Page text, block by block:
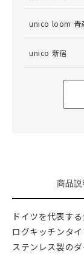
商品説
ドイツを代表す
ログキッチンタイ
ステンレス製の
unico loom 青
unico 新宿